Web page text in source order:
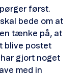
først.
bede om at
tænke på, at
blive postet
gjort noget
med in